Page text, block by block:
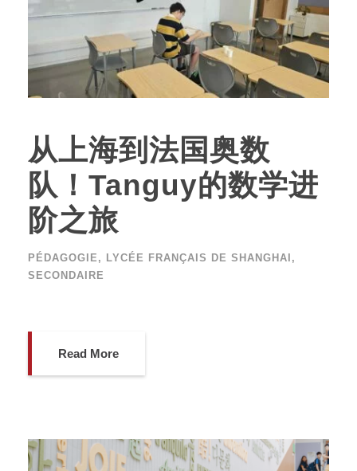
从上海到法国奥数
队！Tanguy的数学进
阶之旅
PÉDAGOGIE , LYCÉE FRANÇAIS DE SHANGHAI ,
SECONDAIRE
Read More